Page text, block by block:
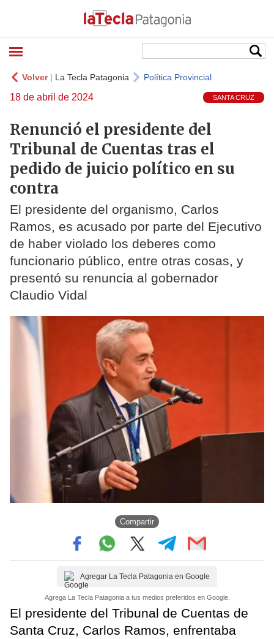
Volver| La Tecla Patagonia Política Provincial
18 de abril de 2024 SANTA CRUZ
Renunció el presidente del
Tribunal de Cuentas tras el
pedido de juicio político en su
contra
El presidente del organismo, Carlos
Ramos, es acusado por parte del Ejecutivo
de haber violado los deberes como
funcionario público, entre otras cosas, y
presentó su renuncia al gobernador
Claudio Vidal
Compartir
Agregar La Tecla Patagonia en Google
Agrega La Tecla Patagonia a tus medios preferidos en Google.
El presidente del Tribunal de Cuentas de
Santa Cruz, Carlos Ramos, enfrentaba